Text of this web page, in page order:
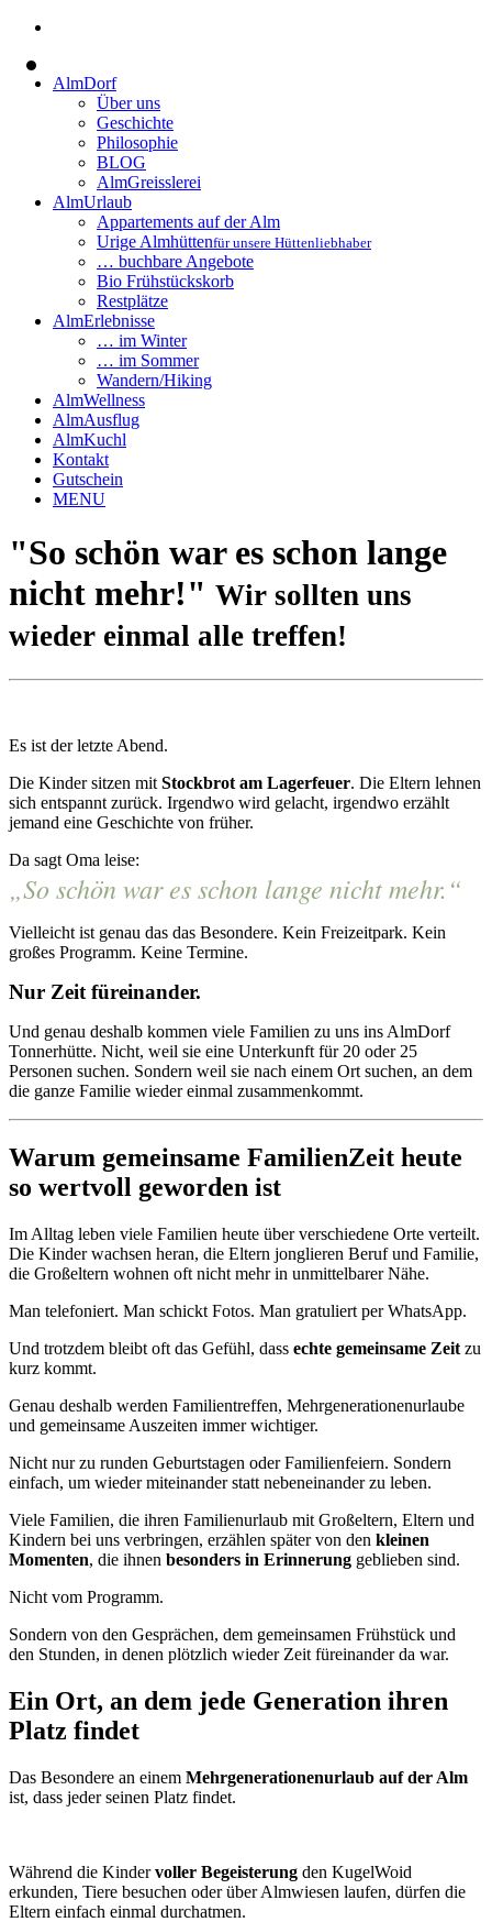
AlmDorf
Über uns
Geschichte
Philosophie
BLOG
AlmGreisslerei
AlmUrlaub
Appartements auf der Alm
Urige Almhüttenfür unsere Hüttenliebhaber
… buchbare Angebote
Bio Frühstückskorb
Restplätze
AlmErlebnisse
… im Winter
… im Sommer
Wandern/Hiking
AlmWellness
AlmAusflug
AlmKuchl
Kontakt
Gutschein
MENU
"So schön war es schon lange
nicht mehr!" Wir sollten uns
wieder einmal alle treffen!
Es ist der letzte Abend.
Die Kinder sitzen mit Stockbrot am Lagerfeuer. Die Eltern lehnen
sich entspannt zurück. Irgendwo wird gelacht, irgendwo erzählt
jemand eine Geschichte von früher.
Da sagt Oma leise:
„So schön war es schon lange nicht mehr.“
Vielleicht ist genau das das Besondere. Kein Freizeitpark. Kein
großes Programm. Keine Termine.
Nur Zeit füreinander.
Und genau deshalb kommen viele Familien zu uns ins AlmDorf
Tonnerhütte. Nicht, weil sie eine Unterkunft für 20 oder 25
Personen suchen. Sondern weil sie nach einem Ort suchen, an dem
die ganze Familie wieder einmal zusammenkommt.
Warum gemeinsame FamilienZeit heute
so wertvoll geworden ist
Im Alltag leben viele Familien heute über verschiedene Orte verteilt.
Die Kinder wachsen heran, die Eltern jonglieren Beruf und Familie,
die Großeltern wohnen oft nicht mehr in unmittelbarer Nähe.
Man telefoniert. Man schickt Fotos. Man gratuliert per WhatsApp.
Und trotzdem bleibt oft das Gefühl, dass echte gemeinsame Zeit zu
kurz kommt.
Genau deshalb werden Familientreffen, Mehrgenerationenurlaube
und gemeinsame Auszeiten immer wichtiger.
Nicht nur zu runden Geburtstagen oder Familienfeiern. Sondern
einfach, um wieder miteinander statt nebeneinander zu leben.
Viele Familien, die ihren Familienurlaub mit Großeltern, Eltern und
Kindern bei uns verbringen, erzählen später von den kleinen
Momenten, die ihnen besonders in Erinnerung geblieben sind.
Nicht vom Programm.
Sondern von den Gesprächen, dem gemeinsamen Frühstück und
den Stunden, in denen plötzlich wieder Zeit füreinander da war.
Ein Ort, an dem jede Generation ihren
Platz findet
Das Besondere an einem Mehrgenerationenurlaub auf der Alm
ist, dass jeder seinen Platz findet.
Während die Kindervoller Begeisterung den KugelWoid
erkunden, Tiere besuchen oder über Almwiesen laufen, dürfen die
Eltern einfach einmal durchatmen.